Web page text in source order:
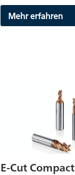
Mehr erfahren
E-Cut Compact